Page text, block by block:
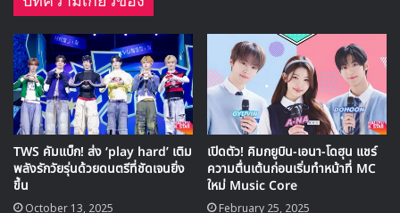
ความสัมพันธ์ของตัวละครและความ
น่าติดตามของเรื่อง
ซีรีส์ “Our Unwritten Seoul” เล่าเรื่องของสองพี่น้องฝาแฝด
ยูมีจีและยูมีแร(รับบทโดย พัคโบยอง) ที่สลับตัวกันใช้ชีวิตผ่าน
คำโกหก และเริ่มค้นหาความหมายของความรักและชีวิตจริง ๆ
จินยองกล่าวว่า